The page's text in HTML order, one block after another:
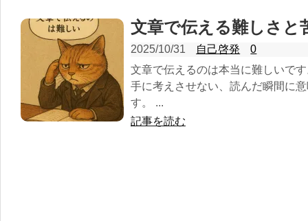
文章で伝える難しさと
2025/10/31 自己啓発
0
文章で伝えるのは本当に難しいで
手に考えさせない、読んだ瞬間に
す。 ...
記事を読む